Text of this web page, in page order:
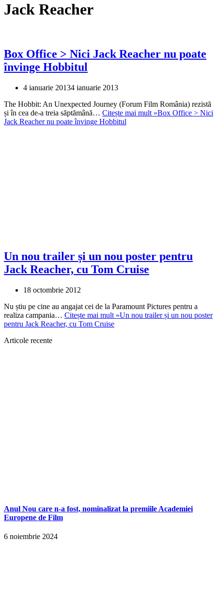
Jack Reacher
Box Office > Nici Jack Reacher nu poate
învinge Hobbitul
4 ianuarie 20134 ianuarie 2013
The Hobbit: An Unexpected Journey (Forum Film România) rezistă
și în cea de-a treia săptămână… Citește mai mult »Box Office > Nici
Jack Reacher nu poate învinge Hobbitul
Un nou trailer și un nou poster pentru
Jack Reacher, cu Tom Cruise
18 octombrie 2012
Nu știu pe cine au angajat cei de la Paramount Pictures pentru a
realiza campania… Citește mai mult »Un nou trailer și un nou poster
pentru Jack Reacher, cu Tom Cruise
Articole recente
Anul Nou care n-a fost, nominalizat la premiile Academiei
Europene de Film
6 noiembrie 2024